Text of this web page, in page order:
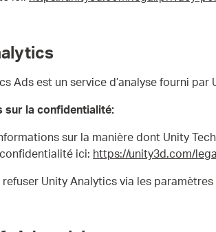
Ads est un service d’analyse fourni par
sur la confidentialité:
sur la manière dont Unity
ici: https://unity3d.com/
refuser Unity Analytics via les